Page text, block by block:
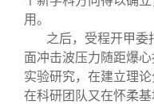
用。
之后，受程开甲委
面冲击波压力随距爆
实验研究，在建立理
在科研团队又在怀柔